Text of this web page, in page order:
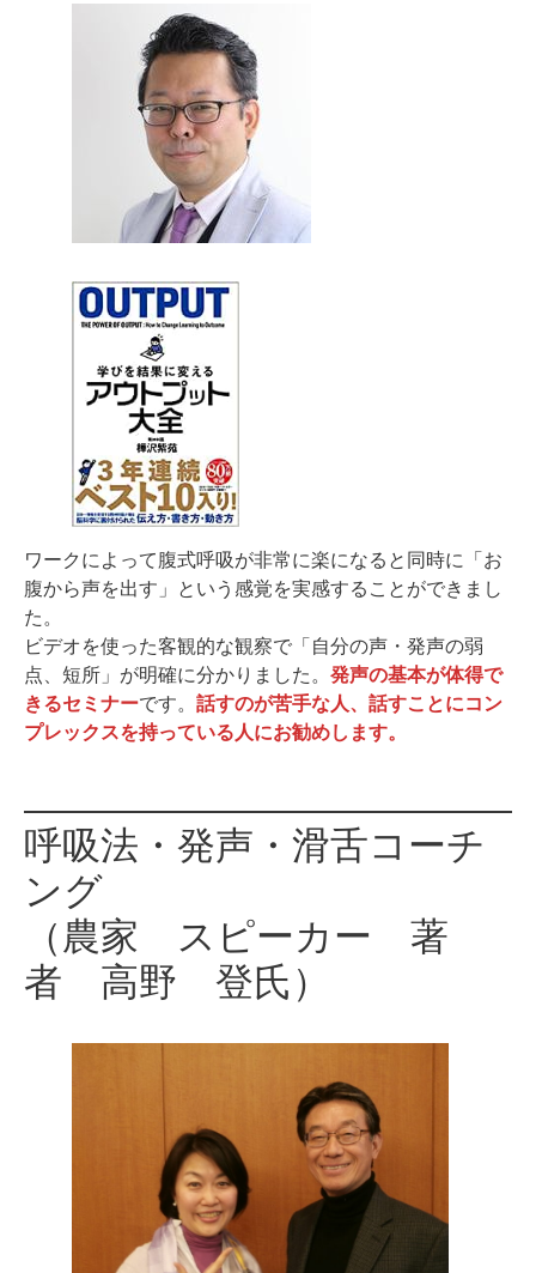
ワークによって腹式呼吸が非常に楽になると同時に「お
腹から声を出す」という感覚を実感することができまし
た。
ビデオを使った客観的な観察で「自分の声・発声の弱
点、短所」が明確に分かりました。 発声の基本が体得で
きるセミナーです。 話すのが苦手な人、話すことにコン
プレックスを持っている人にお勧めします。
呼吸法・発声・滑舌コーチ
ング
（農家 スピーカー 著
者 高野 登氏）